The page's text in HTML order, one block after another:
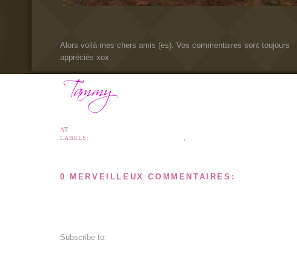
Alors voilà mes chers amis (es). Vos commentaires sont toujours
appréciés xox
AT
LABELS:
0 MERVEILLEUX COMMENTAIRES:
Subscribe to: